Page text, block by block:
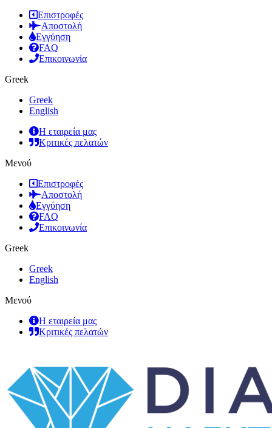
Επιστροφές
Αποστολή
Εγγύηση
FAQ
Επικοινωνία
Greek
Greek
English
Η εταιρεία μας
Κριτικές πελατών
Μενού
Επιστροφές
Αποστολή
Εγγύηση
FAQ
Επικοινωνία
Greek
Greek
English
Μενού
Η εταιρεία μας
Κριτικές πελατών